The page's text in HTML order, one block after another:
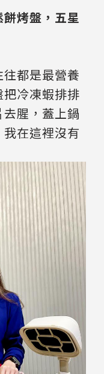
烤盤，五星
都是最營養
冷凍蝦排排
腥，蓋上鍋
在這裡沒有